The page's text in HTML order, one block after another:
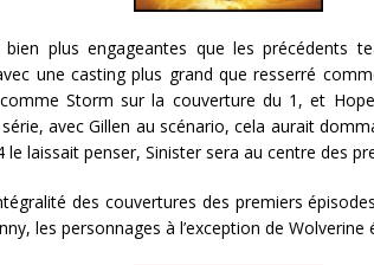
plus engageantes que les précédents
une casting plus grand que resserré
Storm sur la couverture du 1, et Hope
avec Gillen au scénario, cela aurait
le laissait penser, Sinister sera au centre des
des couvertures des premiers
les personnages à l’exception de Wolverine